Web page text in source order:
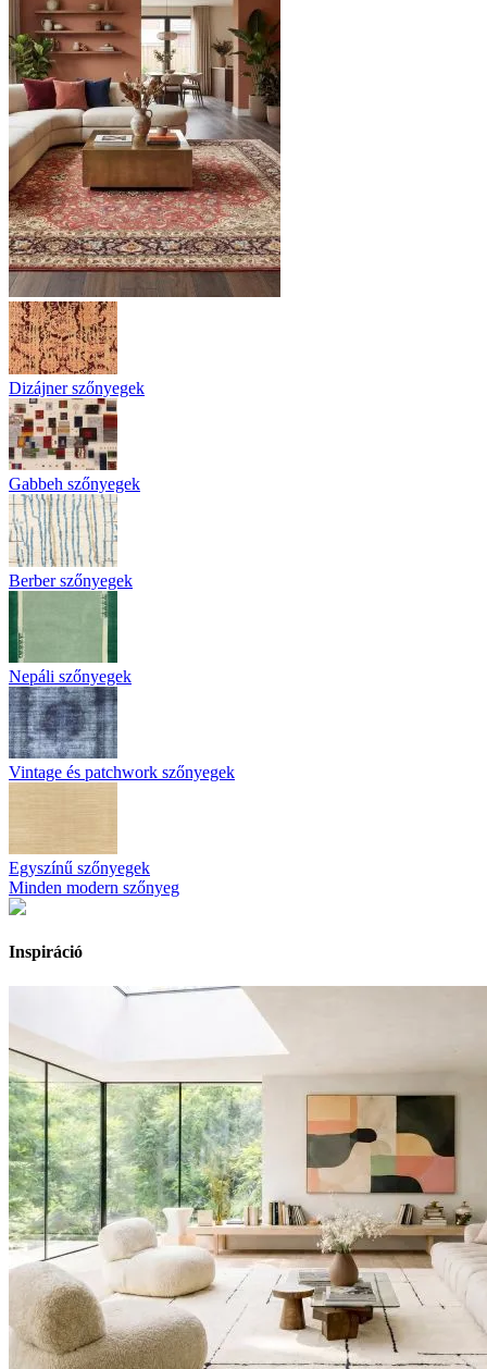
Dizájner szőnyegek
Gabbeh szőnyegek
Berber szőnyegek
Nepáli szőnyegek
Vintage és patchwork szőnyegek
Egyszínű szőnyegek
Minden modern szőnyeg
Inspiráció